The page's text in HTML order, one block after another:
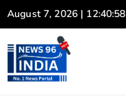
Skip
to
content
August 7, 2026 |